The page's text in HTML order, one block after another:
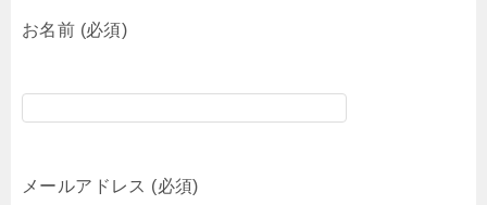
お名前 (必須)
メールアドレス (必須)